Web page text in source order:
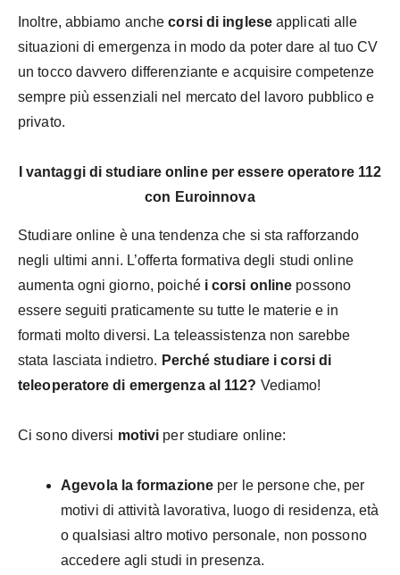
Inoltre, abbiamo anchecorsi di ingleseapplicati alle
situazioni di emergenza in modo da poter dare al tuo CV
un tocco davvero differenziante e acquisire competenze
sempre più essenziali nel mercato del lavoro pubblico e
privato.
I vantaggi di studiare online per essere operatore 112
con Euroinnova
Studiare online è una tendenza che si sta rafforzando
negli ultimi anni. L’offerta formativa degli studi online
aumenta ogni giorno, poiché i corsi online possono
essere seguiti praticamente su tutte le materie e in
formati molto diversi. La teleassistenza non sarebbe
stata lasciata indietro. Perché studiare i corsi di
teleoperatore di emergenza al 112? Vediamo!
Ci sono diversi motivi per studiare online:
Agevola la formazione per le persone che, per
motivi di attività lavorativa, luogo di residenza, età
o qualsiasi altro motivo personale, non possono
accedere agli studi in presenza.